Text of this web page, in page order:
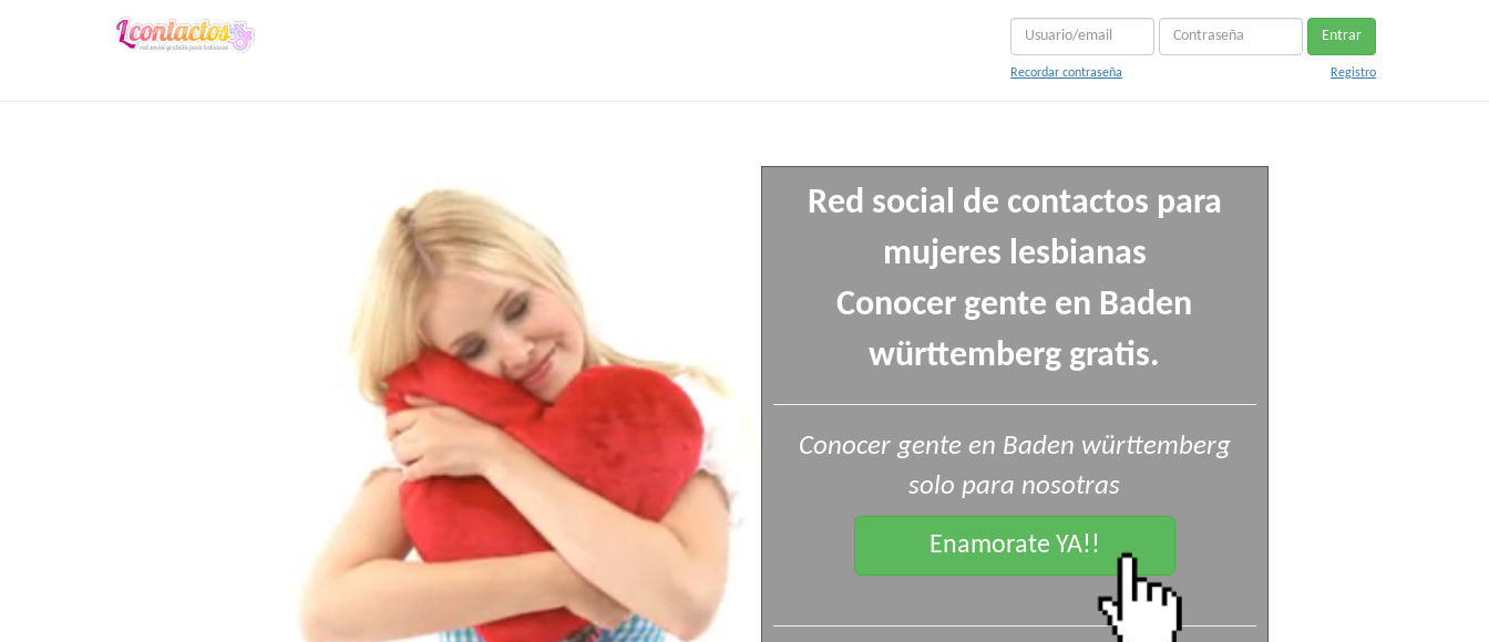
Entrar
Recordar contraseña Registro
Red social de contactos para
mujeres lesbianas
Conocer gente en Baden
württemberg gratis.
Conocer gente en Baden württemberg
solo para nosotras
Enamorate YA!!